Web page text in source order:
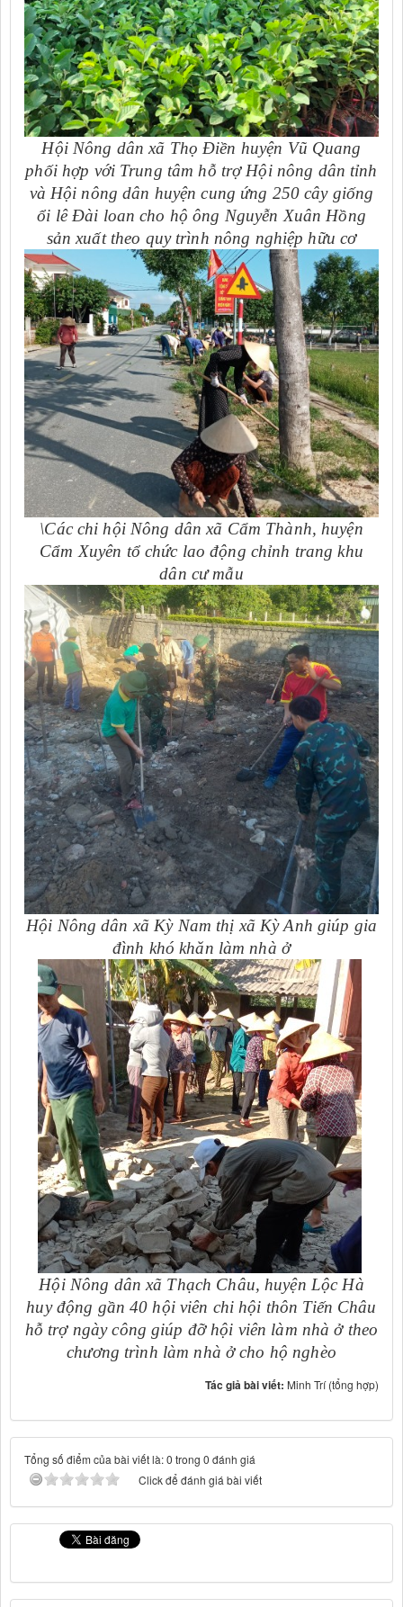
Hội Nông dân xã Thọ Điền huyện Vũ Quang
phối hợp với Trung tâm hỗ trợ Hội nông dân tỉnh
và Hội nông dân huyện cung ứng 250 cây giống
ổi lê Đài loan cho hộ ông Nguyễn Xuân Hồng
sản xuất theo quy trình nông nghiệp hữu cơ
\Các chi hội Nông dân xã Cẩm Thành, huyện
Cẩm Xuyên tổ chức lao động chỉnh trang khu
dân cư mẫu
Hội Nông dân xã Kỳ Nam thị xã Kỳ Anh giúp gia
đình khó khăn làm nhà ở
Hội Nông dân xã Thạch Châu, huyện Lộc Hà
huy động gần 40 hội viên chi hội thôn Tiến Châu
hỗ trợ ngày công giúp đỡ hội viên làm nhà ở theo
chương trình làm nhà ở cho hộ nghèo
Tác giả bài viết: Minh Trí (tổng hợp)
Tổng số điểm của bài viết là: 0 trong 0 đánh giá
Click để đánh giá bài viết